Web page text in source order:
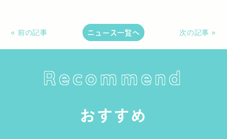
« 前の記事 ニュース一覧へ 次の記事 »
Recommend
おすすめ